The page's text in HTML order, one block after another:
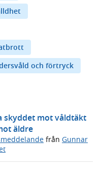
och förtryck
skyddet mot våldtäkt
äldre
från Gunnar